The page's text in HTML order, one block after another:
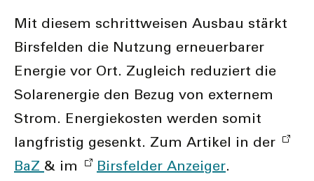
Mit diesem schrittweisen Ausbau stärkt
Birsfelden die Nutzung erneuerbarer
Energie vor Ort. Zugleich reduziert die
Solarenergie den Bezug von externem
Strom. Energiekosten werden somit
langfristig gesenkt. Zum Artikel in der
BaZ & im Birsfelder Anzeiger.